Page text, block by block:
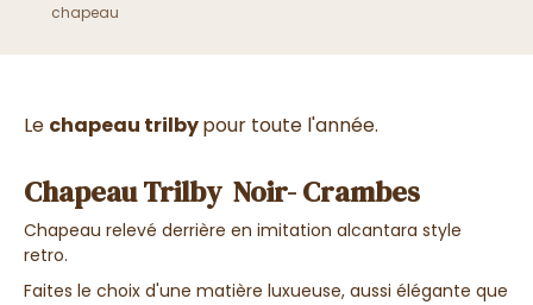
chapeau
Le chapeau trilbypour toute l'année.
Chapeau Trilby Noir- Crambes
Chapeau relevé derrière en imitation alcantara style
retro.
Faites le choix d'une matière luxueuse, aussi élégante que